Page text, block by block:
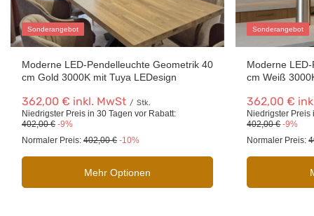
Sonderangebot
Moderne LED-Pendelleuchte Geometrik 40
cm Gold 3000K mit Tuya LEDesign
362,00 € inkl. MwSt / Stk.
Niedrigster Preis in 30 Tagen vor Rabatt:
402,00 € -9%
Normaler Preis: 402,00 € -10%
Mehr Optionen
Sonderangebot
Moderne
cm Weiß
362,00 €
Niedrigster Preis
402,00 € -9%
Normaler Preis: